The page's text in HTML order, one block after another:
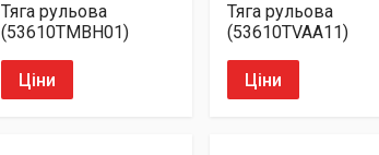
Тяга рульова
(53610TMBH01)
Ціни
Тяга рульова
(53610TVAA11)
Ціни